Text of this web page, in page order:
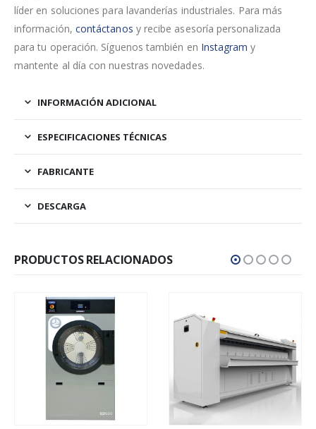
líder en soluciones para lavanderías industriales. Para más
información, contáctanos y recibe asesoría personalizada
para tu operación. Síguenos también en Instagram y
mantente al día con nuestras novedades.
INFORMACIÓN ADICIONAL
ESPECIFICACIONES TÉCNICAS
FABRICANTE
DESCARGA
PRODUCTOS RELACIONADOS